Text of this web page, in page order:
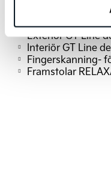
Ventilerade
Elmanövrerad
Exteriör GT Line
Interiör GT Line
Fingerskanning-
Framstolar